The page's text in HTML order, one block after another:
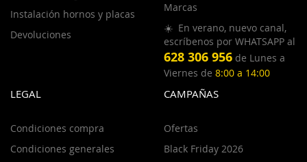
Instalación hornos y placas
Devoluciones
Marcas
☀️ En verano, nuevo canal,
escríbenos por WHATSAPP al
628 306 956 de Lunes a
Viernes de 8:00 a 14:00
LEGAL
Condiciones compra
Condiciones generales
CAMPAÑAS
Ofertas
Black Friday 2026